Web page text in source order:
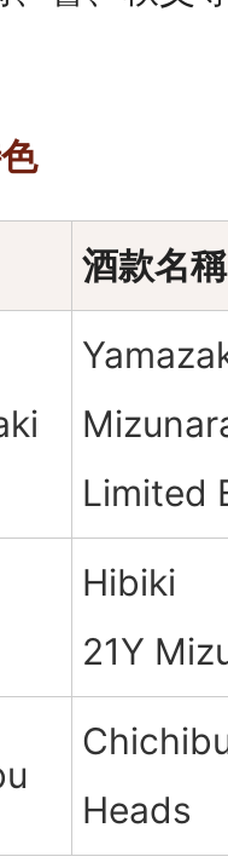
酒款名稱
Limited
Hibiki
21Y
Heads